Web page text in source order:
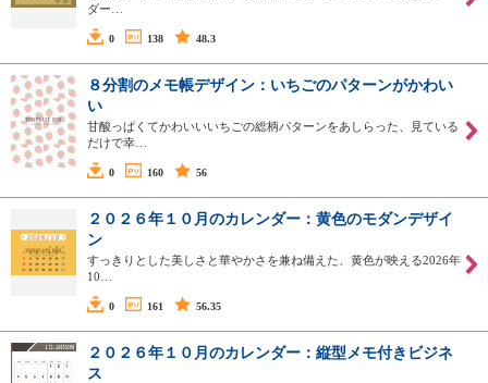
ダー…
0 138 48.3
８分割のメモ帳デザイン：いちごのパターンがかわい
い
甘酸っぱくてかわいいいちごの総柄パターンをあしらった、見ている
だけで幸…
0 160 56
２０２６年１０月のカレンダー：黄色のモダンデザイ
ン
すっきりとした美しさと華やかさを兼ね備えた、黄色が映える2026年
10…
0 161 56.35
２０２６年１０月のカレンダー：縦型メモ付きビジネ
ス